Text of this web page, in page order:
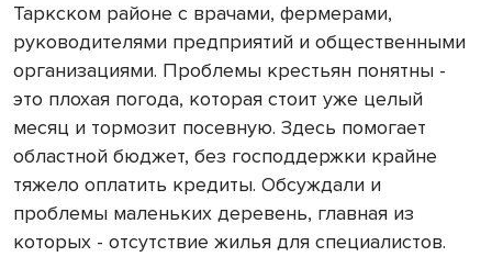
Таркском районе с врачами, фермерами,
руководителями предприятий и общественными
организациями. Проблемы крестьян понятны -
это плохая погода, которая стоит уже целый
месяц и тормозит посевную. Здесь помогает
областной бюджет, без господдержки крайне
тяжело оплатить кредиты. Обсуждали и
проблемы маленьких деревень, главная из
которых - отсутствие жилья для специалистов.